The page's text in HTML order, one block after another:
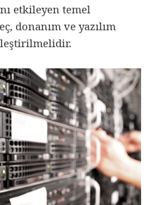
etkileyen temel
donanım ve yazılım